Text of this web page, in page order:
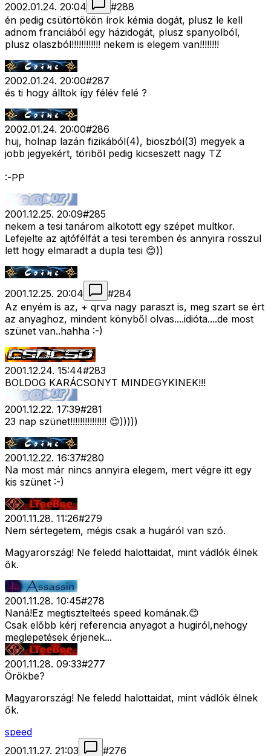
2002.01.24. 20:04 #288
én pedig csütörtökön írok kémia dogát, plusz le kell
adnom franciából egy házidogát, plusz spanyolból,
plusz olaszból!!!!!!!!!!!! nekem is elegem van!!!!!!!!
2002.01.24. 20:00#287
és ti hogy álltok így félév felé ?
2002.01.24. 20:00#286
huj, holnap lazán fizikából(4), bioszból(3) megyek a
jobb jegyekért, töriből pedig kicseszett nagy TZ
:-PP
2001.12.25. 20:09#285
nekem a tesi tanárom alkotott egy szépet multkor.
Lefejelte az ajtófélfát a tesi teremben és annyira rosszul
lett hogy elmaradt a dupla tesi 😊))
2001.12.25. 20:04 #284
Az enyém is az, + qrva nagy paraszt is, meg szart se ért
az anyaghoz, mindent könyből olvas....idióta....de most
szünet van..hahha :-)
2001.12.24. 15:44#283
BOLDOG KARÁCSONYT MINDEGYKINEK!!!
2001.12.22. 17:39#281
23 nap szünet!!!!!!!!!!!!!!! 😊)))))
2001.12.22. 16:37#280
Na most már nincs annyira elegem, mert végre itt egy
kis szünet :-)
2001.11.28. 11:26#279
Nem sértegetem, mégis csak a hugáról van szó.
Magyarország! Ne feledd halottaidat, mint vádlók élnek
ők.
2001.11.28. 10:45#278
Naná!Ez megtisztelteés speed komának.😊
Csak előbb kérj referencia anyagot a hugiról,nehogy
meglepetések érjenek...
2001.11.28. 09:33#277
Örökbe?
Magyarország! Ne feledd halottaidat, mint vádlók élnek
ők.
speed
2001.11.27. 21:03
#276